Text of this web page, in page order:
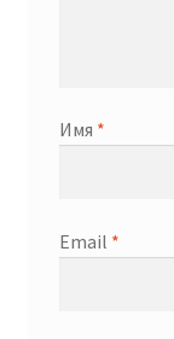
Имя *
Email *